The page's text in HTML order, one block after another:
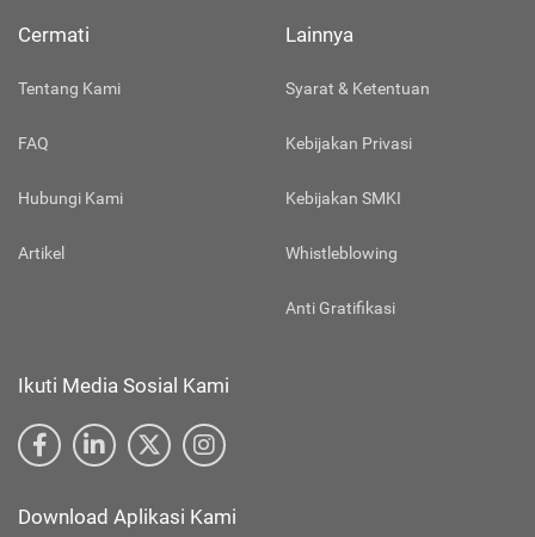
Cermati
Tentang Kami
FAQ
Hubungi Kami
Artikel
Lainnya
Syarat & Ketentuan
Kebijakan Privasi
Kebijakan SMKI
Whistleblowing
Anti Gratifikasi
Ikuti Media Sosial Kami
Download Aplikasi Kami